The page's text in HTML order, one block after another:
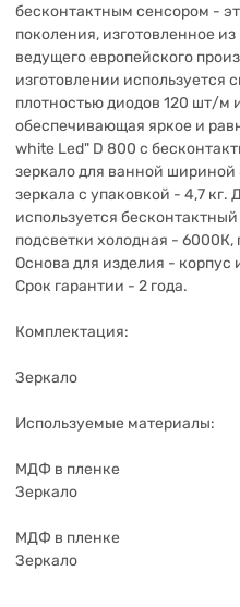
бесконтактным сенсором -
поколения, изготовленное
ведущего европейского
изготовлении используется
плотностью диодов 120 шт/м
обеспечивающая яркое и
white Led" D 800 с
зеркало для ванной
зеркала с упаковкой - 4,7 кг.
используется
подсветки холодная -
Основа для изделия - корпус
Срок гарантии - 2 года.
Комплектация:
Зеркало
Используемые материалы:
МДФ в пленке
Зеркало
МДФ в пленке
Зеркало